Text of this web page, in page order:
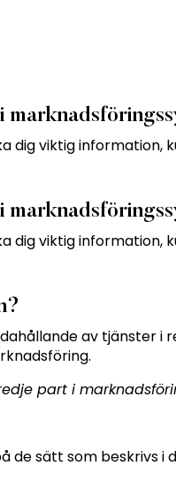
dig viktig
dig viktig
av tjänster
part i
de sätt som beskrivs i